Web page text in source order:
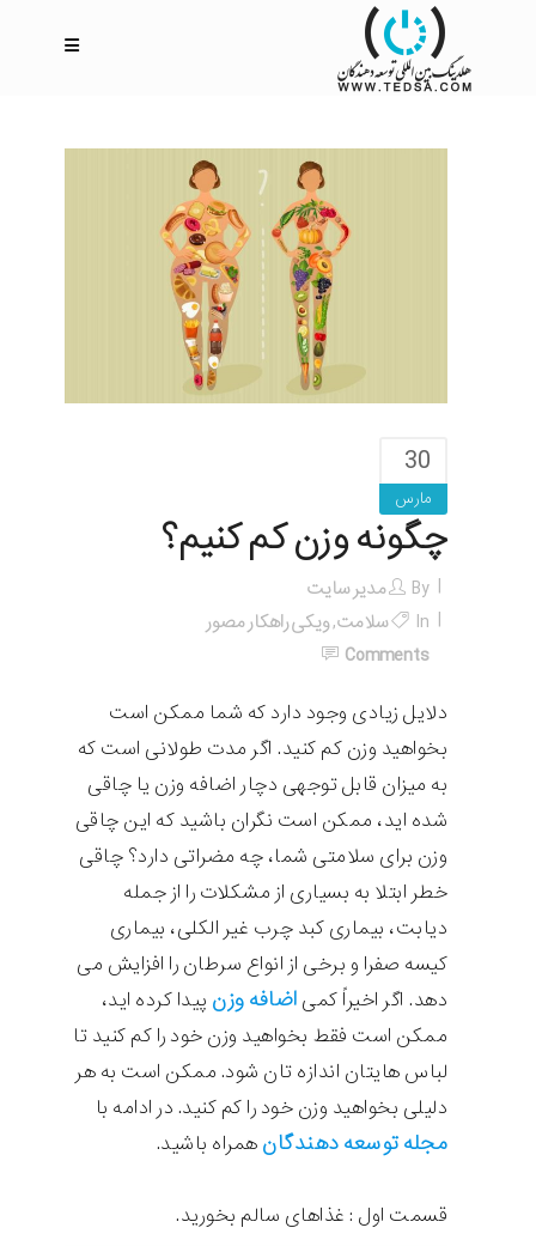
30
مارس
چگونه وزن کم کنیم؟
By
مدیر سایت
In
سلامت,ویکی راهکار مصور
Comments
دلایل زیادی وجود دارد که شما ممکن است
بخواهید وزن کم کنید. اگر مدت طولانی است که
به میزان قابل توجهی دچار اضافه وزن یا چاقی
شده اید، ممکن است نگران باشید که این چاقی
وزن برای سلامتی شما، چه مضراتی دارد؟ چاقی
خطر ابتلا به بسیاری از مشکلات را از جمله
دیابت، بیماری کبد چرب غیر الکلی، بیماری
کیسه صفرا و برخی از انواع سرطان را افزایش می
دهد. اگر اخیراً کمی اضافه وزن پیدا کرده اید،
ممکن است فقط بخواهید وزن خود را کم کنید تا
لباس هایتان اندازه تان شود. ممکن است به هر
دلیلی بخواهید وزن خود را کم کنید. در ادامه با
مجله توسعه دهندگان همراه باشید.
قسمت اول : غذاهای سالم بخورید.